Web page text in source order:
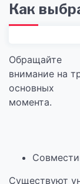
Как
Обращайте
внимание на
основных
момента.
Существуют